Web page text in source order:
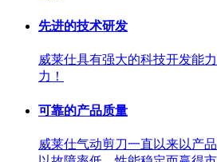
先进的技术研发
威莱仕具有强大的科技开发能
力！
可靠的产品质量
威莱仕气动剪刀一直以来以产